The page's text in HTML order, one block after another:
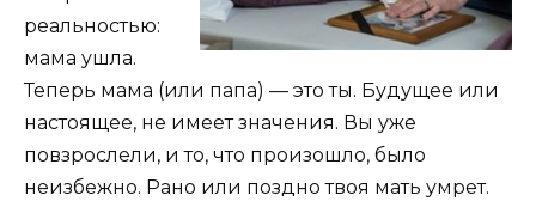
реальностью:
мама ушла.
Теперь мама (или папа) — это ты. Будущее или
настоящее, не имеет значения. Вы уже
повзрослели, и то, что произошло, было
неизбежно. Рано или поздно твоя мать умрет.